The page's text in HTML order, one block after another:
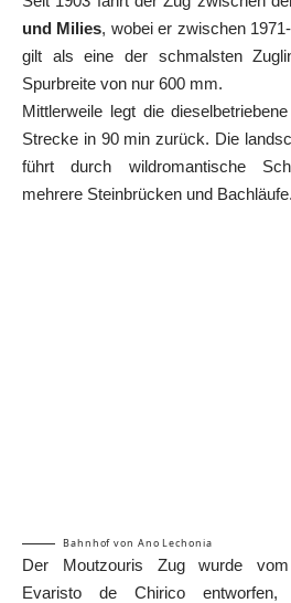
und Milies, wobei er zwischen
gilt als eine der schmalsten
Spurbreite von nur 600 mm.
Mittlerweile legt die
Strecke in 90 min zurück. Die
führt durch wildromantische
mehrere Steinbrücken und Bachläufe.
Bahnhof von Ano Lechonia
Der Moutzouris Zug wurde vom
Evaristo de Chirico